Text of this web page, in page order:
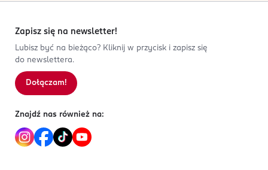
Zapisz się na newsletter!
Lubisz być na bieżąco? Kliknij w przycisk i zapisz się
do newslettera.
Dołączam!
Znajdź nas również na: